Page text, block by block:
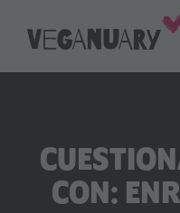
CON: